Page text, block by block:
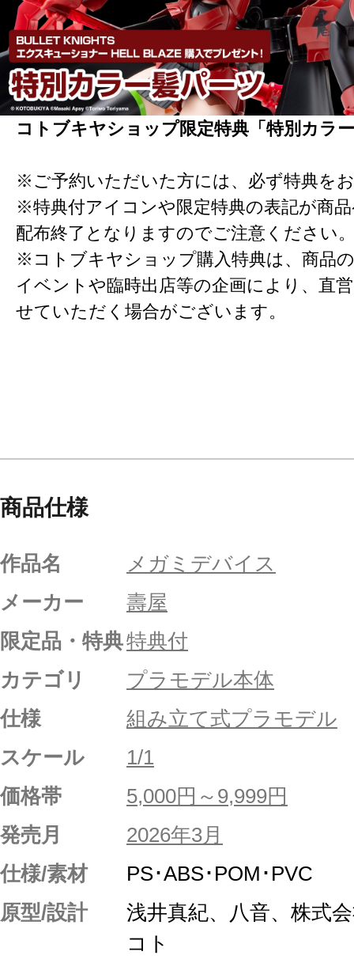
コトブキヤショップ限定特典「特別カラ
※ご予約いただいた方には、必ず特典を
※特典付アイコンや限定特典の表記が商
配布終了となりますのでご注意ください
※コトブキヤショップ購入特典は、商品
イベントや臨時出店等の企画により、直
せていただく場合がございます。
商品仕様
作品名
メガミデバイス
メーカー
壽屋
限定品・特典特典付
カテゴリ
プラモデル本体
仕様
組み立て式プラモデル
スケール
1/1
価格帯
5,000円～9,999円
発売月
2026年3月
仕様/素材
PS･ABS･POM･PVC
原型/設計
浅井真紀、八音、株式
コト